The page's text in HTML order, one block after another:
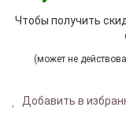
Чтобы получить
(может не
Добавить в